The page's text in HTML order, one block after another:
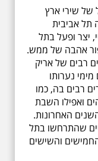
של שירי ארץ
תל אביבית
יצר ופעל בתל
אהבה של ממש.
רבים של אריק
מימי נערותו
רבים בה, כמו
ואפילו השבת
האחרונות.
שהתרחשו בתל
והשישים